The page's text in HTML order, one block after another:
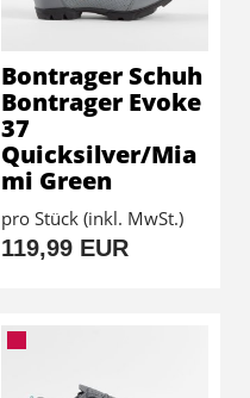
Bontrager Schuh
Bontrager Evoke
37
Quicksilver/Mia
mi Green
pro Stück (inkl. MwSt.)
119,99 EUR